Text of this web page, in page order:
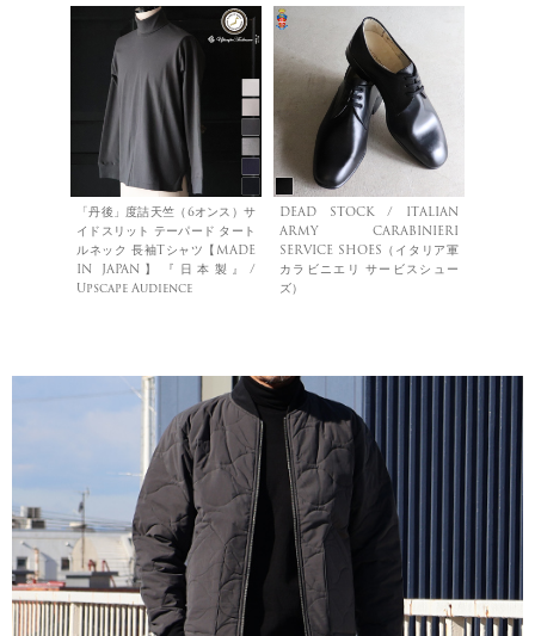
「丹後」度詰天竺（6オンス）サ
イドスリット テーパード タート
ルネック 長袖Tシャツ【MADE
IN JAPAN】『日本製』/
Upscape Audience
DEAD STOCK / ITALIAN
ARMY CARABINIERI
SERVICE SHOES（イタリア軍
カラビニエリ サービスシュー
ズ）